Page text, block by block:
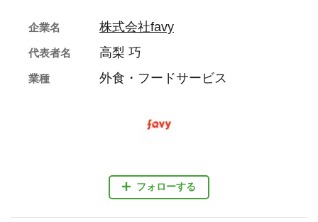
フォローする
企業名 株式会社favy
代表者名 高梨 巧
業種 外食・フードサービス